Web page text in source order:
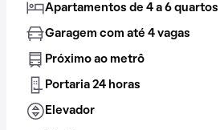
Apartamentos de 4 a 6 quartos
Garagem com até 4 vagas
Próximo ao metrô
Portaria 24 horas
Elevador